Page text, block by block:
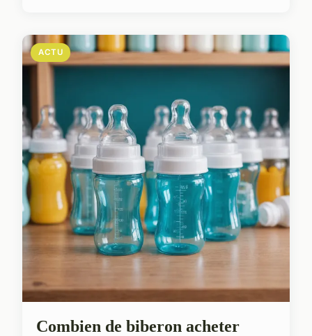
ACTU
Combien de biberon acheter